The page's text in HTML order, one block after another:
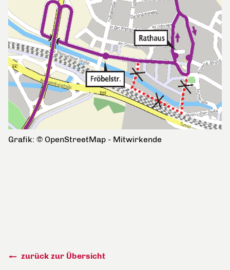
Grafik: © OpenStreetMap - Mitwirkende
zurück zur Übersicht